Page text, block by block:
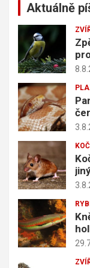
Aktuálně